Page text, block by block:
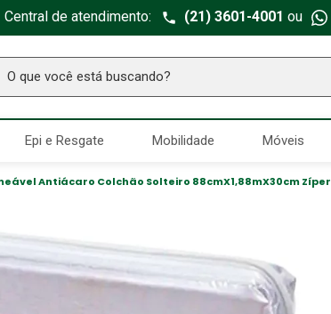
Central de atendimento: (21) 3601-4001 ou
que você está buscando?
Epi e Resgate Mobilidade Móveis
Antiácaro Colchão Solteiro 88cmX1,88mX30cm Zíper
TERMOS MAIS BUSCADOS
Seringa Insulina
2º Fralda Geriatrica
4º Estetoscopio Littmann
5º Aparelho Pressão